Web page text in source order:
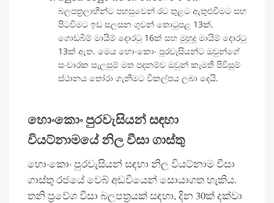
බලපත්‍රලාභීන්ට පහසුවෙන් රට තුළට ඇතුළුවීමට සහ
පිටවීමට ඉඩ සලසන ගුවන් තොටුපළ 13ක්,
ගොඩබිම් මායිම් දොරටු 16ක් සහ මුහුදු මායිම් දොරටු
13ක් ඇත. මෙය හොංකොං පුරවැසියන්ට ඔවුන්ගේ
සංචාරක සැලසුම් මත පදනම්ව ඔවුන් කැමති පිවිසුම්
ස්ථානය තෝරා ගැනීමට විකල්පය ලබා දෙයි.
හොංකොං පුරවැසියන් සඳහා
වියට්නාමයේ නිල වීසා ගාස්තු
හොංකොං පුරවැසියන් සඳහා නිල වියට්නාම වීසා
ගාස්තු රජයේ වෙබ් අඩවියෙන් සොයාගත හැකිය.
තනි ප්‍රවේශ වීසා බලපත්‍රයක් සඳහා, දින 30ක් දක්වා